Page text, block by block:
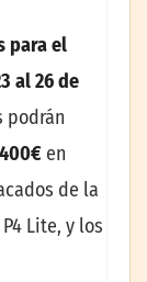
para el
al 26 de
podrán
en
de la
Lite, y los